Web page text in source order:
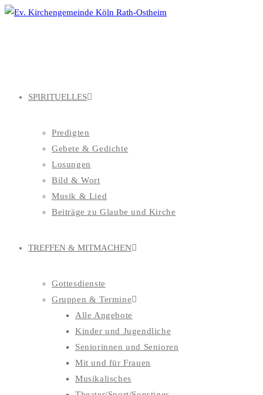
Zum
SPIRITUELLES
Predigten
Gebete & Gedichte
Losungen
Bild & Wort
Musik & Lied
Beiträge zu Glaube und Kirche
TREFFEN & MITMACHEN
Gottesdienste
Gruppen & Termine
Alle Angebote
Kinder und Jugendliche
Seniorinnen und Senioren
Mit und für Frauen
Musikalisches